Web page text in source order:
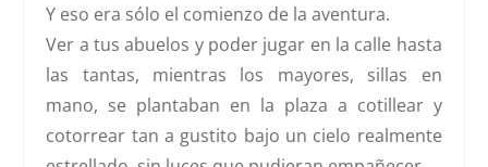
Y eso era sólo el comienzo de la aventura.
Ver a tus abuelos y poder jugar en la calle hasta
las tantas, mientras los mayores, sillas en
mano, se plantaban en la plaza a cotillear y
cotorrear tan a gustito bajo un cielo realmente